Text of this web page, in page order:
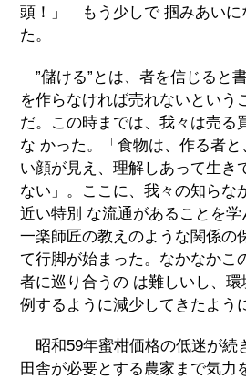
頭！」 もう少しで 掴みあいに
た。
”儲ける”とは、者を信じると
を作らなければ売れないという
だ。この時までは、我々は売る
な かった。「食物は、作る者
い顔が見え、理解しあって生き
ない」。ここに、我々の知らな
近い特別 な流通があることを
一楽師匠の教えのような関係の
て行脚が始まった。なかなかこ
者に巡り合うの は難しいし、
例するように減少してきたよう
昭和59年蜜柑価格の低迷が続
田舎が必要とする農家まで気力